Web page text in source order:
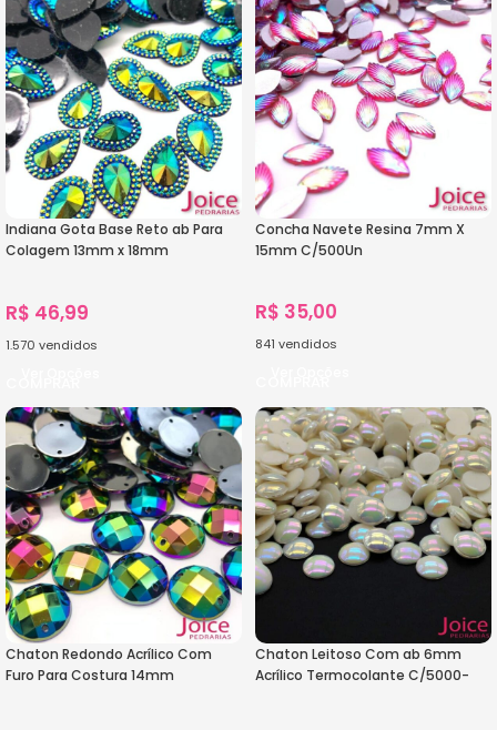
Indiana Gota Base Reto ab Para
Colagem 13mm x 18mm
R$ 46,99
1.570 vendidos
Concha Navete Resina 7mm X
15mm C/500Un
R$ 35,00
841 vendidos
Chaton Redondo Acrílico Com
Furo Para Costura 14mm
Chaton Leitoso Com ab 6mm
Acrílico Termocolante C/5000-